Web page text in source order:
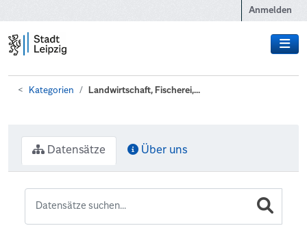
Anmelden
Kategorien Landwirtschaft, Fischerei,...
Datensätze Über uns